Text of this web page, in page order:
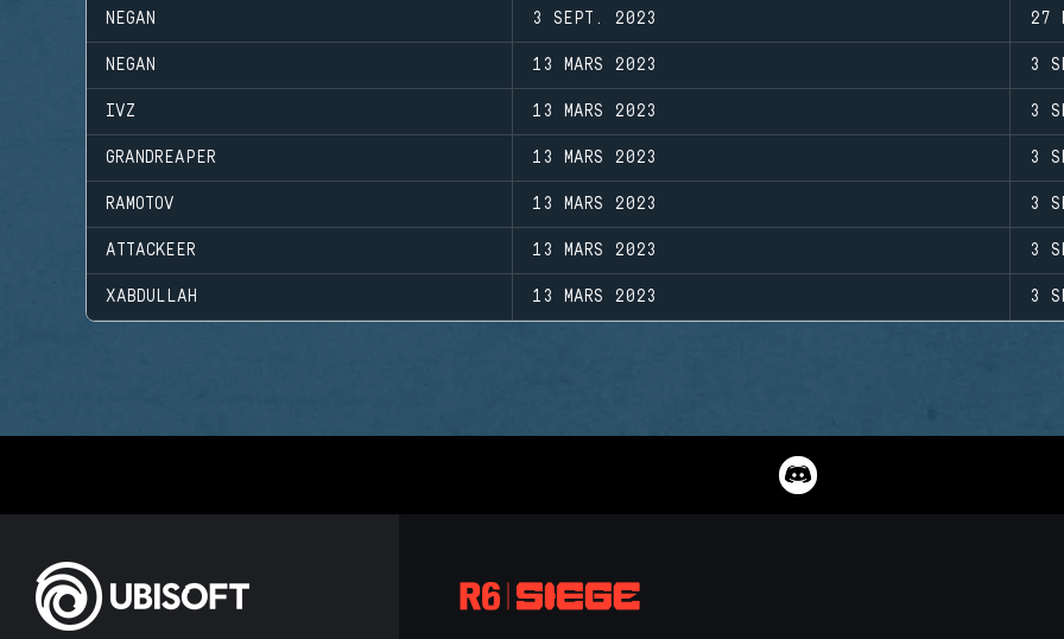
NEGAN 3 SEPT. 2023 27
NEGAN 13 MARS 2023 3
IVZ 13 MARS 2023 3
GRANDREAPER 13 MARS 2023 3
RAMOTOV 13 MARS 2023 3
ATTACKEER 13 MARS 2023 3
XABDULLAH 13 MARS 2023 3